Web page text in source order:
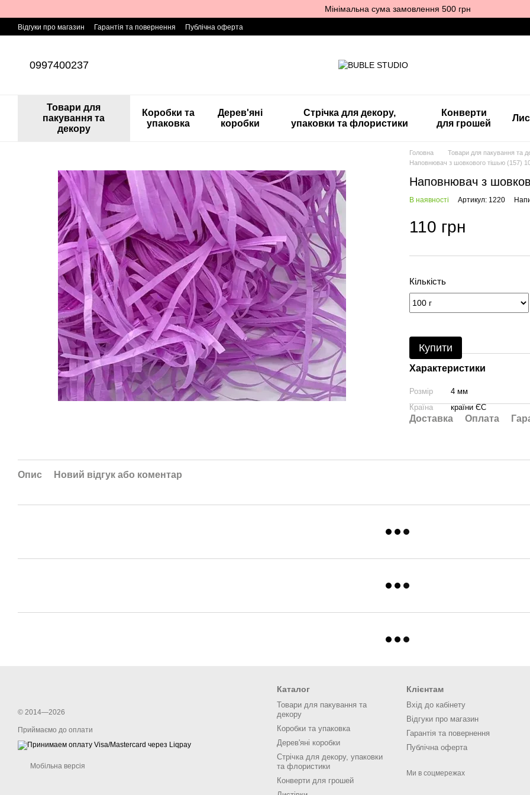
Мінімальна сума замовлення 500 грн
Відгуки про магазин Гарантія та повернення Публічна оферта
0997400237
Товари для
пакування та
декору
Коробки та
упаковка
Дерев'яні
коробки
Стрічка для декору,
упаковки та флористики
Конверти
для грошей
Головна Товари для пакування та
Наповнювач з шовкового тішью (157)
Наповнювач з
В наявності Артикул: 1220
110 грн
Кількість
Купити
Характеристики
Розмір
4 мм
Країна
країни ЄС
Доставка Оплата
Опис Новий відгук або коментар
© 2014—2026
Приймаємо до оплати
Мобільна версія
Каталог
Товари для пакування та
декору
Коробки та упаковка
Дерев'яні коробки
Стрічка для декору, упаковки
та флористики
Конверти для грошей
Клієнтам
Вхід до кабінету
Відгуки про магазин
Гарантія та повернення
Публічна оферта
Ми в соцмережах